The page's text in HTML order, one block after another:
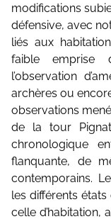
modifications
défensive, avec
liés aux
faible emprise
l’observation
archères ou
observations
de la tour
chronologique
flanquante, de
contemporains.
les différents
celle d’habitation,